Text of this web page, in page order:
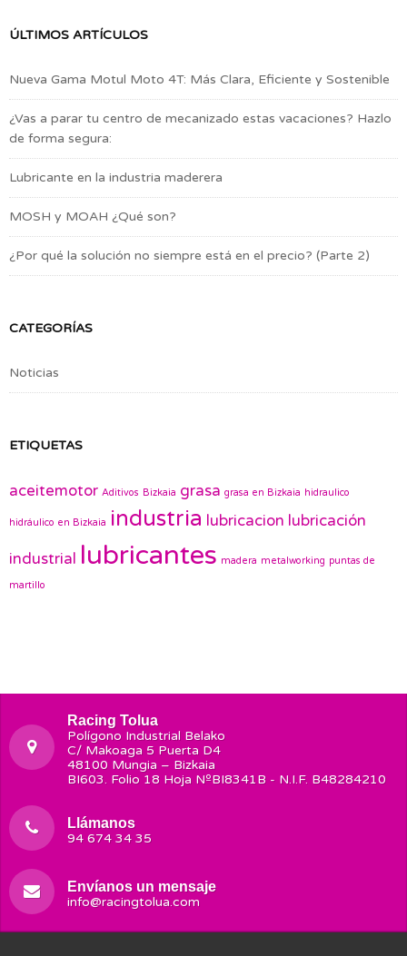
ÚLTIMOS ARTÍCULOS
Nueva Gama Motul Moto 4T: Más Clara, Eficiente y Sostenible
¿Vas a parar tu centro de mecanizado estas vacaciones? Hazlo
de forma segura:
Lubricante en la industria maderera
MOSH y MOAH ¿Qué son?
¿Por qué la solución no siempre está en el precio? (Parte 2)
CATEGORÍAS
Noticias
ETIQUETAS
aceitemotor Aditivos Bizkaia grasa grasa en Bizkaia hidraulico
hidráulico en Bizkaia industria lubricacion lubricación
industrial lubricantes madera metalworking puntas de
martillo
Racing Tolua
Polígono Industrial Belako
C/ Makoaga 5 Puerta D4
48100 Mungia – Bizkaia
BI603. Folio 18 Hoja NºBI8341B - N.I.F. B48284210
Llámanos
94 674 34 35
Envíanos un mensaje
info@racingtolua.com